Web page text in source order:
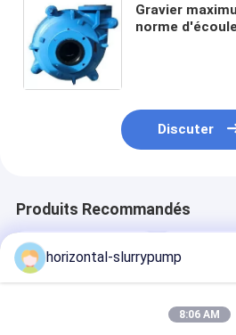
Gravier
norme
Discuter
Produits Recommandés
horizontal-slurrypump
8:06 AM